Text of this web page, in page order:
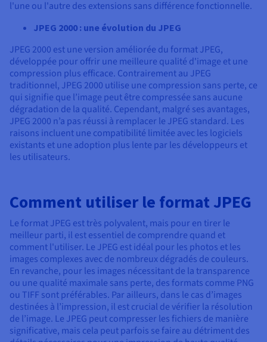
l'une ou l'autre des extensions sans différence fonctionnelle.
JPEG 2000 : une évolution du JPEG
JPEG 2000 est une version améliorée du format JPEG,
développée pour offrir une meilleure qualité d'image et une
compression plus efficace. Contrairement au JPEG
traditionnel, JPEG 2000 utilise une compression sans perte, ce
qui signifie que l’image peut être compressée sans aucune
dégradation de la qualité. Cependant, malgré ses avantages,
JPEG 2000 n’a pas réussi à remplacer le JPEG standard. Les
raisons incluent une compatibilité limitée avec les logiciels
existants et une adoption plus lente par les développeurs et
les utilisateurs.
Comment utiliser le format JPEG
Le format JPEG est très polyvalent, mais pour en tirer le
meilleur parti, il est essentiel de comprendre quand et
comment l'utiliser. Le JPEG est idéal pour les photos et les
images complexes avec de nombreux dégradés de couleurs.
En revanche, pour les images nécessitant de la transparence
ou une qualité maximale sans perte, des formats comme PNG
ou TIFF sont préférables. Par ailleurs, dans le cas d’images
destinées à l’impression, il est crucial de vérifier la résolution
de l’image. Le JPEG peut compresser les fichiers de manière
significative, mais cela peut parfois se faire au détriment des